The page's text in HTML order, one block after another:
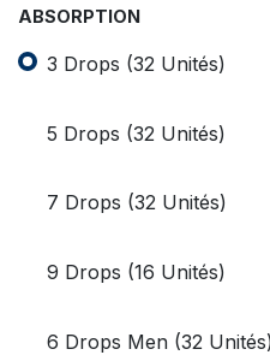
ABSORPTION
3 Drops (32 Unités)
5 Drops (32 Unités)
7 Drops (32 Unités)
9 Drops (16 Unités)
6 Drops Men (32